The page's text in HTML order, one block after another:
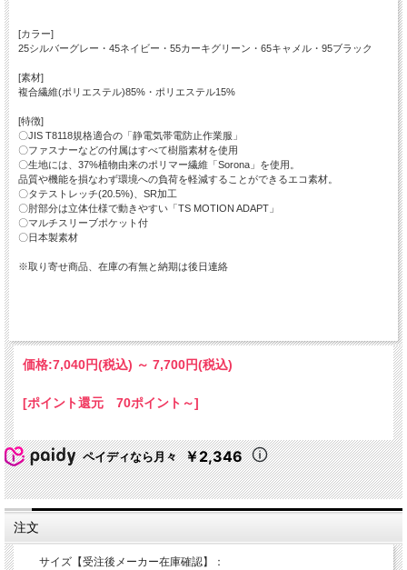
[カラー]
25シルバーグレー・45ネイビー・55カーキグリーン・65キャメル・95ブラック
[素材]
複合繊維(ポリエステル)85%・ポリエステル15%
[特徴]
〇JIS T8118規格適合の「静電気帯電防止作業服」
〇ファスナーなどの付属はすべて樹脂素材を使用
〇生地には、37%植物由来のポリマー繊維「Sorona」を使用。
品質や機能を損なわず環境への負荷を軽減することができるエコ素材。
〇タテストレッチ(20.5%)、SR加工
〇肘部分は立体仕様で動きやすい「TS MOTION ADAPT」
〇マルチスリーブポケット付
〇日本製素材
※取り寄せ商品、在庫の有無と納期は後日連絡
価格:7,040円(税込) ～ 7,700円(税込)
[ポイント還元 70ポイント～]
ペイディなら月々 ￥2,346
注文
サイズ【受注後メーカー在庫確認】：